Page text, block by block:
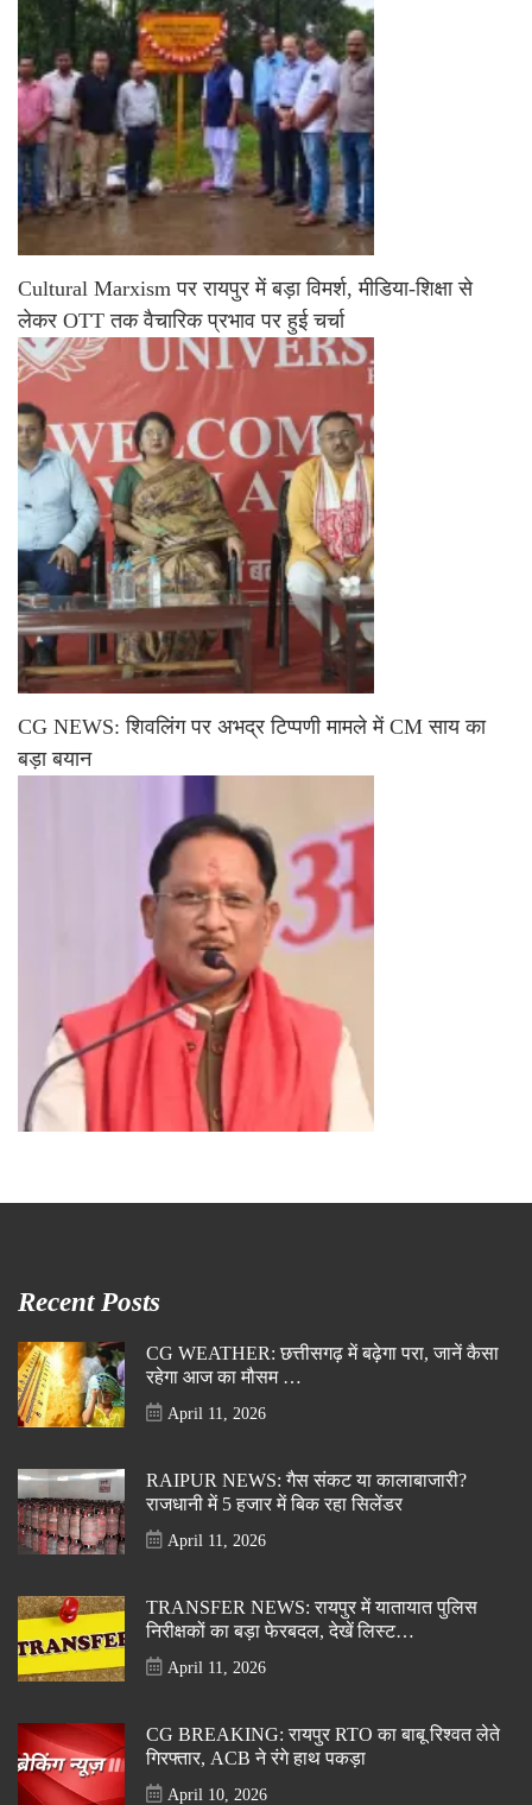
Cultural Marxism पर रायपुर में बड़ा विमर्श, मीडिया-शिक्षा से
लेकर OTT तक वैचारिक प्रभाव पर हुई चर्चा
CG NEWS: शिवलिंग पर अभद्र टिप्पणी मामले में CM साय का
बड़ा बयान
Recent Posts
CG WEATHER: छत्तीसगढ़ में बढ़ेगा परा, जानें कैसा
रहेगा आज का मौसम …
April 11, 2026
RAIPUR NEWS: गैस संकट या कालाबाजारी?
राजधानी में 5 हजार में बिक रहा सिलेंडर
April 11, 2026
TRANSFER NEWS: रायपुर में यातायात पुलिस
निरीक्षकों का बड़ा फेरबदल, देखें लिस्ट…
April 11, 2026
CG BREAKING: रायपुर RTO का बाबू रिश्वत लेते
गिरफ्तार, ACB ने रंगे हाथ पकड़ा
April 10, 2026